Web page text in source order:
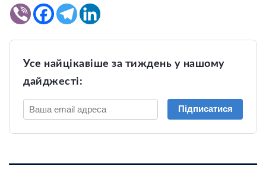
Усе найцікавіше за тиждень у нашому
дайджесті:
Підписатися